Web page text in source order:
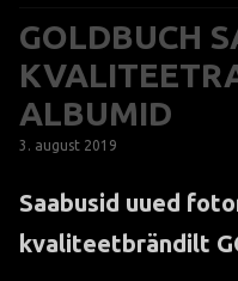
GOLDBUCH
ALBUMID
3. august 2019
Saabusid uued
kvaliteetbrändilt